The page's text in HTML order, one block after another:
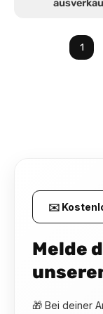
Seite
1
✉️
Melde
🎁 Bei deiner